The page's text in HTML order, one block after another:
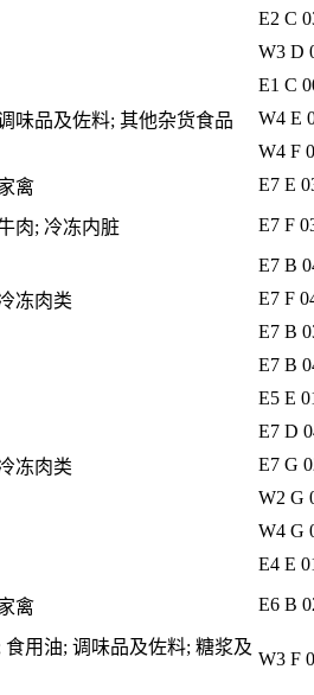
E2 C
W3 D
E1 C
味品及佐料; 其他杂货食品
W4 E
W4 F
禽
E7 E
肉; 冷冻内脏
E7 F
E7 B
冻肉类
E7 F
E7 B
E7 B
E5 E
E7 D
冻肉类
E7 G
W2 G
W4 G
E4 E
禽 E6 B
用油; 调味品及佐料; 糖浆及
W3 F